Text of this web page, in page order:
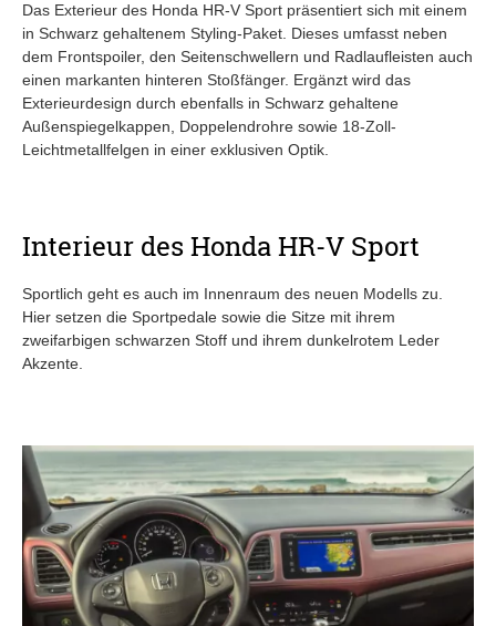
Das Exterieur des Honda HR-V Sport präsentiert sich mit einem
in Schwarz gehaltenem Styling-Paket. Dieses umfasst neben
dem Frontspoiler, den Seitenschwellern und Radlaufleisten auch
einen markanten hinteren Stoßfänger. Ergänzt wird das
Exterieurdesign durch ebenfalls in Schwarz gehaltene
Außenspiegelkappen, Doppelendrohre sowie 18-Zoll-
Leichtmetallfelgen in einer exklusiven Optik.
Interieur des Honda HR-V Sport
Sportlich geht es auch im Innenraum des neuen Modells zu.
Hier setzen die Sportpedale sowie die Sitze mit ihrem
zweifarbigen schwarzen Stoff und ihrem dunkelrotem Leder
Akzente.